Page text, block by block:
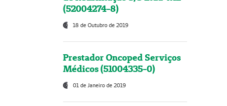
(52004274-8)
18 de Outubro de 2019
Prestador Oncoped Serviços
Médicos (51004335-0)
01 de Janeiro de 2019